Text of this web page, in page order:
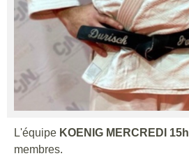
L'équipe KOENIG MERCREDI 15h
membres.